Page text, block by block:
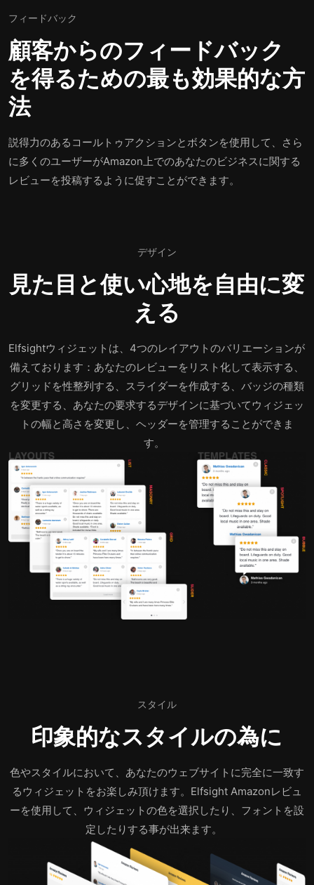
フィードバック
顧客からのフィードバック
を得るための最も効果的な方
法
説得力のあるコールトゥアクションとボタンを使用して、さら
に多くのユーザーがAmazon上でのあなたのビジネスに関する
レビューを投稿するように促すことができます。
デザイン
見た目と使い心地を自由に変
える
Elfsightウィジェットは、4つのレイアウトのバリエーションが
備えております：あなたのレビューをリスト化して表示する、
グリッドを性整列する、スライダーを作成する、バッジの種類
を変更する、あなたの要求するデザインに基づいてウィジェッ
トの幅と高さを変更し、ヘッダーを管理することができま
す。
スタイル
印象的なスタイルの為に
色やスタイルにおいて、あなたのウェブサイトに完全に一致す
るウィジェットをお楽しみ頂けます。Elfsight Amazonレビュ
ーを使用して、ウィジェットの色を選択したり、フォントを設
定したりする事が出来ます。